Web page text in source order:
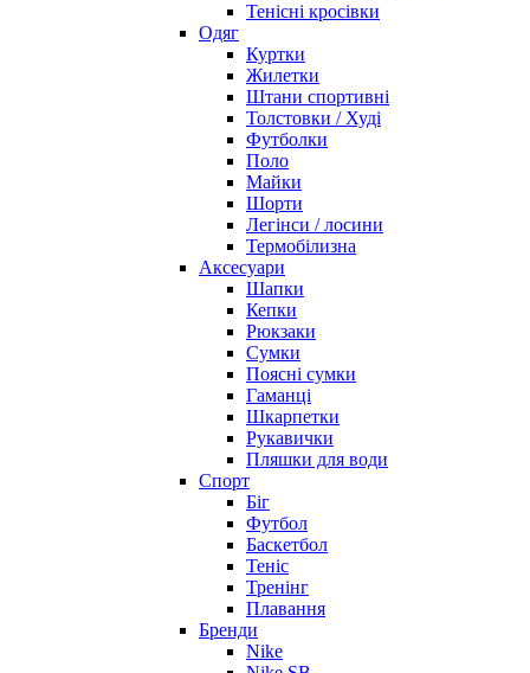
Тенісні кросівки
Одяг
Куртки
Жилетки
Штани спортивні
Толстовки / Худі
Футболки
Поло
Майки
Шорти
Легінси / лосини
Термобілизна
Аксесуари
Шапки
Кепки
Рюкзаки
Сумки
Поясні сумки
Гаманці
Шкарпетки
Рукавички
Пляшки для води
Спорт
Біг
Футбол
Баскетбол
Теніс
Тренінг
Плавання
Бренди
Nike